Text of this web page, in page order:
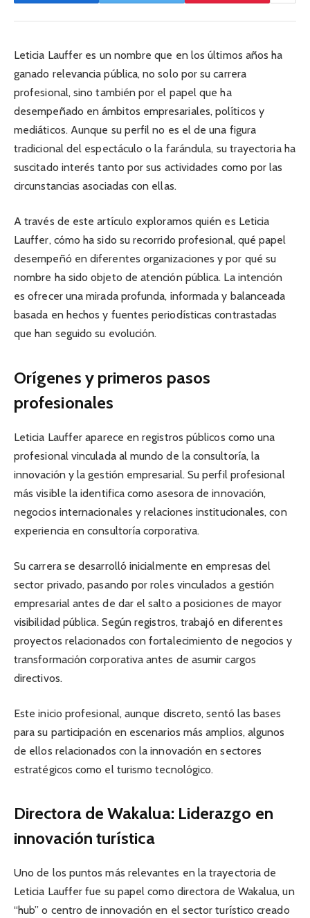
Leticia Lauffer es un nombre que en los últimos años ha
ganado relevancia pública, no solo por su carrera
profesional, sino también por el papel que ha
desempeñado en ámbitos empresariales, políticos y
mediáticos. Aunque su perfil no es el de una figura
tradicional del espectáculo o la farándula, su trayectoria ha
suscitado interés tanto por sus actividades como por las
circunstancias asociadas con ellas.
A través de este artículo exploramos quién es Leticia
Lauffer, cómo ha sido su recorrido profesional, qué papel
desempeñó en diferentes organizaciones y por qué su
nombre ha sido objeto de atención pública. La intención
es ofrecer una mirada profunda, informada y balanceada
basada en hechos y fuentes periodísticas contrastadas
que han seguido su evolución.
Orígenes y primeros pasos
profesionales
Leticia Lauffer aparece en registros públicos como una
profesional vinculada al mundo de la consultoría, la
innovación y la gestión empresarial. Su perfil profesional
más visible la identifica como asesora de innovación,
negocios internacionales y relaciones institucionales, con
experiencia en consultoría corporativa.
Su carrera se desarrolló inicialmente en empresas del
sector privado, pasando por roles vinculados a gestión
empresarial antes de dar el salto a posiciones de mayor
visibilidad pública. Según registros, trabajó en diferentes
proyectos relacionados con fortalecimiento de negocios y
transformación corporativa antes de asumir cargos
directivos.
Este inicio profesional, aunque discreto, sentó las bases
para su participación en escenarios más amplios, algunos
de ellos relacionados con la innovación en sectores
estratégicos como el turismo tecnológico.
Directora de Wakalua: Liderazgo en
innovación turística
Uno de los puntos más relevantes en la trayectoria de
Leticia Lauffer fue su papel como directora de Wakalua, un
“hub” o centro de innovación en el sector turístico creado